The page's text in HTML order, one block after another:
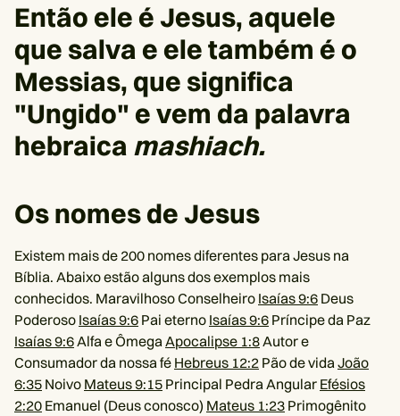
Então ele é Jesus, aquele
que salva e ele também é o
Messias, que significa
"Ungido" e vem da palavra
hebraica mashiach.
Os nomes de Jesus
Existem mais de 200 nomes diferentes para Jesus na
Bíblia. Abaixo estão alguns dos exemplos mais
conhecidos. Maravilhoso Conselheiro Isaías 9:6 Deus
Poderoso Isaías 9:6 Pai eterno Isaías 9:6 Príncipe da Paz
Isaías 9:6Alfa e ÔmegaApocalipse 1:8Autor e
Consumador da nossa fé Hebreus 12:2 Pão de vidaJoão
6:35 Noivo Mateus 9:15 Principal Pedra Angular Efésios
2:20 Emanuel (Deus conosco) Mateus 1:23 Primogênito